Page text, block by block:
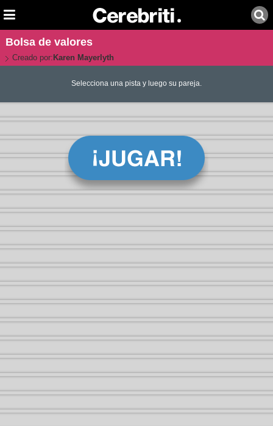
Bolsa de valores
Creado por: Karen Mayerlyth
Selecciona una pista y luego su pareja.